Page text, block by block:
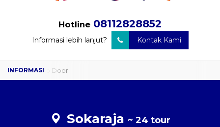
Hotline 08112828852
Informasi lebih lanjut? Kontak Kami
Travel Door to Door
Sokaraja ~ 24 tour